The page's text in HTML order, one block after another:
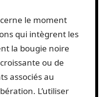
le moment
qui intègrent les
la bougie noire
ou de
associés au
L’utiliser